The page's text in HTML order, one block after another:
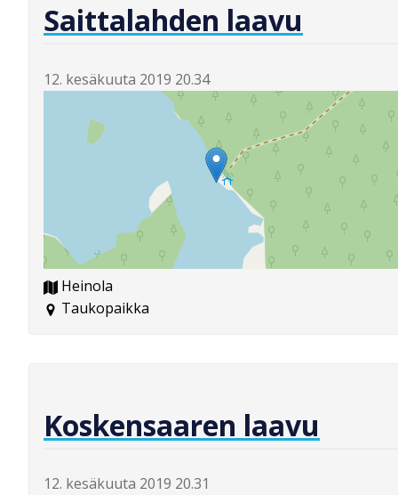
Saittalahden laavu
12. kesäkuuta 2019 20.34
Heinola
Taukopaikka
Koskensaaren laavu
12. kesäkuuta 2019 20.31